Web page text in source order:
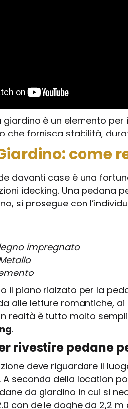
giardino è un elemento
che fornisca stabilità,
come
davanti case è una
idecking. Una pedana
si prosegue con
impregnato
il piano rialzato per la
alle letture romantiche,
realtà è tutto molto
.
rivestire pedane
deve riguardare il
A seconda della location
da giardino in cui si
con delle doghe da 2,2